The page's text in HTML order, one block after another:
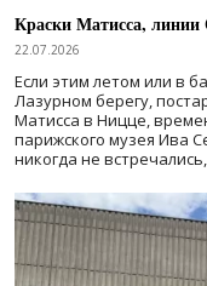
Краски Матисса, линии
22.07.2026
Если этим летом или в
Лазурном берегу,
Матисса в Ницце,
парижского музея Ива
никогда не